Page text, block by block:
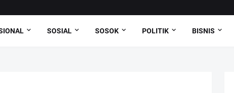
SOSIAL SOSOK POLITIK BISNIS